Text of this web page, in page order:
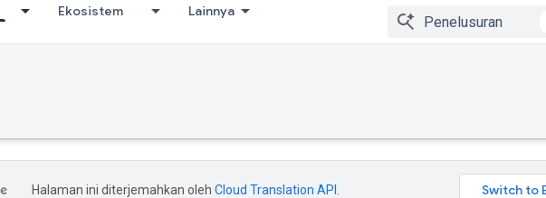
Ekosistem Lainnya
Halaman ini diterjemahkan oleh Cloud Translation API